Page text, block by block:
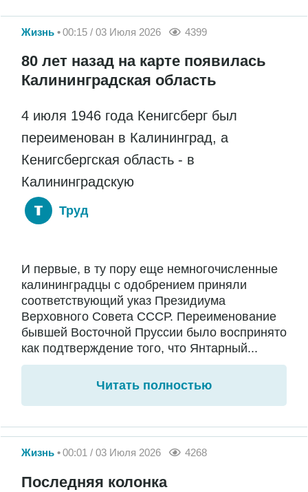
Жизнь 00:15 / 03 Июля 2026 4399
80 лет назад на карте появилась
Калининградская область
4 июля 1946 года Кенигсберг был
переименован в Калининград, а
Кенигсбергская область - в
Калининградскую
Труд
И первые, в ту пору еще немногочисленные
калининградцы с одобрением приняли
соответствующий указ Президиума
Верховного Совета СССР. Переименование
бывшей Восточной Пруссии было воспринято
как подтверждение того, что Янтарный...
Читать полностью
Жизнь 00:01 / 03 Июля 2026 4268
Последняя колонка